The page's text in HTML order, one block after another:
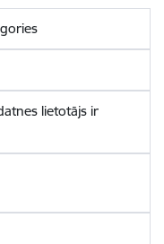
lietotājs ir